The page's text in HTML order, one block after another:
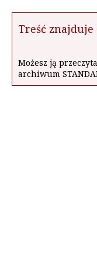
Treść
Możesz ją
archiwum